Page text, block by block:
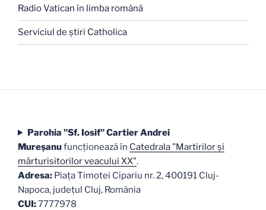
Radio Vatican în limba română
Serviciul de ştiri Catholica
Parohia "Sf. Iosif" Cartier Andrei
Mureşanufuncţionează în Catedrala "Martirilor şi
mărturisitorilor veacului XX".
Adresa: Piaţa Timotei Cipariu nr. 2, 400191 Cluj-
Napoca, judeţul Cluj, România
CUI:7777978